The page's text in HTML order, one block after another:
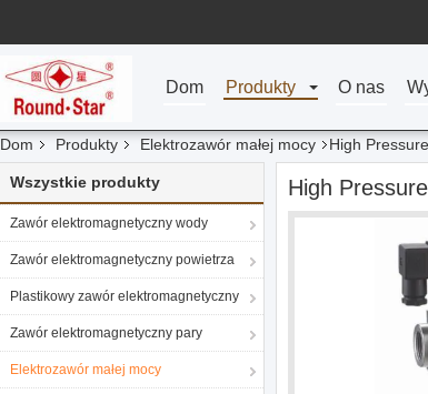
Dom Produkty O nas
Dom Produkty Elektrozawór małej mocy High
Wszystkie produkty
Zawór elektromagnetyczny wody
Zawór elektromagnetyczny powietrza
Plastikowy zawór elektromagnetyczny
Zawór elektromagnetyczny pary
Elektrozawór małej mocy
High